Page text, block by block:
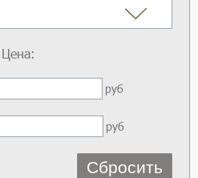
Цена:
руб
руб
Сбросить